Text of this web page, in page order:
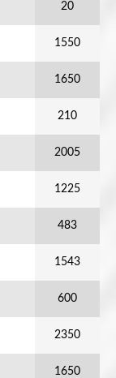
20
1550
1650
210
2005
1225
483
1543
600
2350
1650